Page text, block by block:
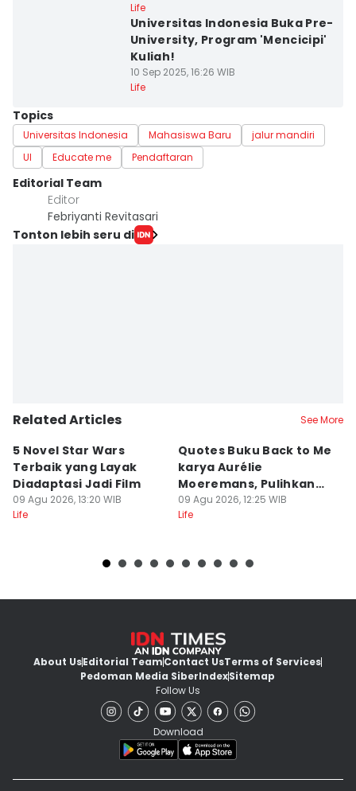
Life
Universitas Indonesia Buka Pre-
University, Program 'Mencicipi'
Kuliah!
10 Sep 2025, 16:26 WIB
Life
Topics
Universitas Indonesia Mahasiswa Baru
jalur mandiri
UI
Educate me Pendaftaran
Editorial Team
Editor
Febriyanti Revitasari
Tonton lebih seru di
Related Articles See More
5 Novel Star Wars
Terbaik yang Layak
Diadaptasi Jadi Film
09 Agu 2026, 13:20 WIB
Life
Quotes Buku Back to Me
karya Aurélie
Moeremans, Pulihkan
Luka Terdalam
09 Agu 2026, 12:25 WIB
Life
About UsEditorial TeamContact UsTerms of Services
Pedoman Media SiberIndexSitemap
Follow Us
Download